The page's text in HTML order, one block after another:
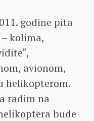
godine pita
kolima,
avionom,
helikopterom.
radim na
bude